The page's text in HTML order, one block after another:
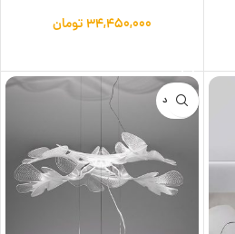
۳۴,۴۵۰,۰۰۰تومان
ناموجود